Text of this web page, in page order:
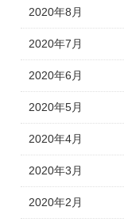
2020年8月
2020年7月
2020年6月
2020年5月
2020年4月
2020年3月
2020年2月